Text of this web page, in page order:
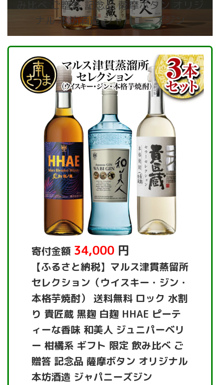
み比べ ご贈答 記念品 薩摩ボタン オリジ
ナル 本坊酒造 ジャパニーズジン
寄付金額 34,000円
【ふるさと納税】マルス津貫蒸留所
セレクション（ウイスキー・ジン・
本格芋焼酎） 送料無料 ロック 水割
り 貴匠蔵 黒麹 白麹 HHAE ピーテ
ィーな香味 和美人 ジュニパーベリ
ー 柑橘系 ギフト 限定 飲み比べ ご
贈答 記念品 薩摩ボタン オリジナル
本坊酒造 ジャパニーズジン